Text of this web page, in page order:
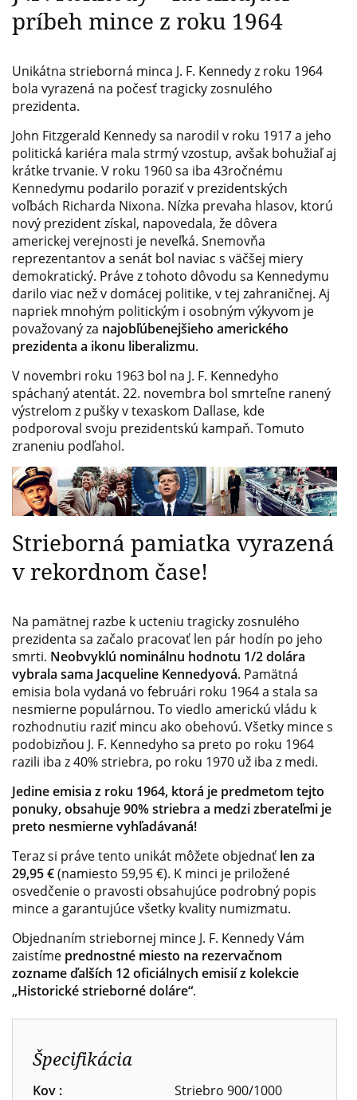
príbeh mince z roku 1964
Unikátna strieborná minca J. F. Kennedy z roku 1964
bola vyrazená na počesť tragicky zosnulého
prezidenta.
John Fitzgerald Kennedy sa narodil v roku 1917 a jeho
politická kariéra mala strmý vzostup, avšak bohužiaľ aj
krátke trvanie. V roku 1960 sa iba 43ročnému
Kennedymu podarilo poraziť v prezidentských
voľbách Richarda Nixona. Nízka prevaha hlasov, ktorú
nový prezident získal, napovedala, že dôvera
americkej verejnosti je neveľká. Snemovňa
reprezentantov a senát bol naviac s väčšej miery
demokratický. Práve z tohoto dôvodu sa Kennedymu
darilo viac než v domácej politike, v tej zahraničnej. Aj
napriek mnohým politickým i osobným výkyvom je
považovaný za najobľúbenejšieho amerického
prezidenta a ikonu liberalizmu.
V novembri roku 1963 bol na J. F. Kennedyho
spáchaný atentát. 22. novembra bol smrteľne ranený
výstrelom z pušky v texaskom Dallase, kde
podporoval svoju prezidentskú kampaň. Tomuto
zraneniu podľahol.
Strieborná pamiatka vyrazená
v rekordnom čase!
Na pamätnej razbe k ucteniu tragicky zosnulého
prezidenta sa začalo pracovať len pár hodín po jeho
smrti. Neobvyklú nominálnu hodnotu 1/2 dolára
vybrala sama Jacqueline Kennedyová. Pamätná
emisia bola vydaná vo februári roku 1964 a stala sa
nesmierne populárnou. To viedlo americkú vládu k
rozhodnutiu raziť mincu ako obehovú. Všetky mince s
podobizňou J. F. Kennedyho sa preto po roku 1964
razili iba z 40% striebra, po roku 1970 už iba z medi.
Jedine emisia z roku 1964, ktorá je predmetom tejto
ponuky, obsahuje 90% striebra a medzi zberateľmi je
preto nesmierne vyhľadávaná!
Teraz si práve tento unikát môžete objednať len za
29,95 €(namiesto 59,95 €). K minci je priložené
osvedčenie o pravosti obsahujúce podrobný popis
mince a garantujúce všetky kvality numizmatu.
Objednaním striebornej mince J. F. Kennedy Vám
zaistíme prednostné miesto na rezervačnom
zozname ďalších 12 oficiálnych emisií z kolekcie
„Historické strieborné doláre“.
Špecifikácia
Kov :
Striebro 900/1000